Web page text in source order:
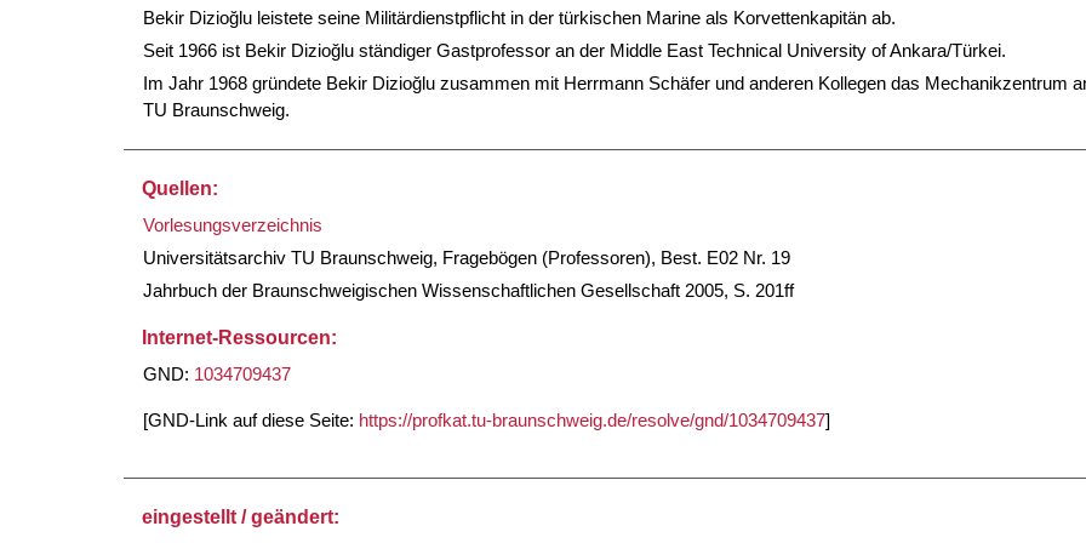
Bekir Dizioğlu leistete seine Militärdienstpflicht in der türkischen Marine als Korvettenkapitän ab.
Seit 1966 ist Bekir Dizioğlu ständiger Gastprofessor an der Middle East Technical University of Ankara/Türkei.
Im Jahr 1968 gründete Bekir Dizioğlu zusammen mit Herrmann Schäfer und anderen Kollegen das Mechanikzentrum
TU Braunschweig.
Quellen:
Vorlesungsverzeichnis
Universitätsarchiv TU Braunschweig, Fragebögen (Professoren), Best. E02 Nr. 19
Jahrbuch der Braunschweigischen Wissenschaftlichen Gesellschaft 2005, S. 201ff
Internet-Ressourcen:
GND: 1034709437
[GND-Link auf diese Seite: https://profkat.tu-braunschweig.de/resolve/gnd/1034709437]
eingestellt / geändert: